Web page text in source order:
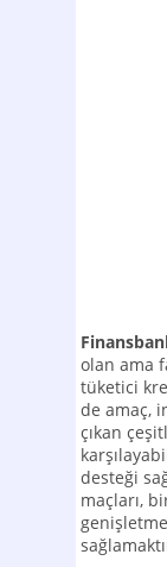
olan ama
tüketici
de amaç,
çıkan
desteği
maçları,